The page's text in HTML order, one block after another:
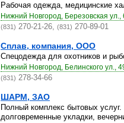
Рабочая одежда, медицинские
Нижний Новгород, Березовская ул.,
(831) 270-21-26, (831) 270-89-01
Сплав, компания, ООО
Спецодежда для охотников и
Нижний Новгород, Белинского ул.,
(831) 278-34-66
ШАРМ, ЗАО
Полный комплекс бытовых
долговременные укладки,